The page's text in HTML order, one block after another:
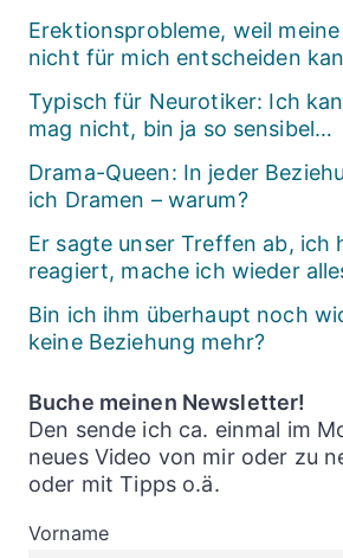
Erektionsprobleme, weil
nicht für mich entscheiden
Typisch für Neurotiker: Ich
mag nicht, bin ja so sensibel…
Drama-Queen: In jeder
ich Dramen – warum?
Er sagte unser Treffen ab, ich
reagiert, mache ich wieder
Bin ich ihm überhaupt noch
keine Beziehung mehr?
Buche meinen Newsletter!
Den sende ich ca. einmal im
neues Video von mir oder zu
oder mit Tipps o.ä.
Vorname